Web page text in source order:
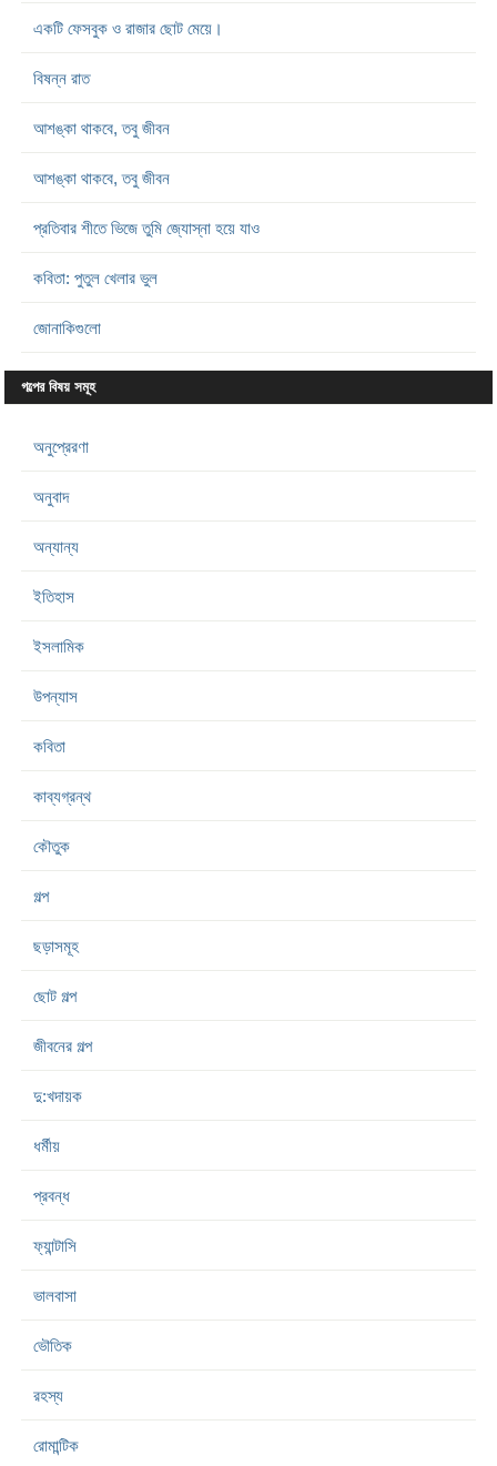
একটি ফেসবুক ও রাজার ছোট মেয়ে।
বিষন্ন রাত
আশঙ্কা থাকবে, তবু জীবন
আশঙ্কা থাকবে, তবু জীবন
প্রতিবার শীতে ভিজে তুমি জ্যোস্না হয়ে যাও
কবিতা: পুতুল খেলার ভুল
জোনাকিগুলো
গল্পের বিষয় সমূহ
অনুপ্রেরণা
অনুবাদ
অন্যান্য
ইতিহাস
ইসলামিক
উপন্যাস
কবিতা
কাব্যগ্রন্থ
কৌতুক
গল্প
ছড়াসমূহ
ছোট গল্প
জীবনের গল্প
দু:খদায়ক
ধর্মীয়
প্রবন্ধ
ফ্যান্টাসি
ভালবাসা
ভৌতিক
রহস্য
রোমান্টিক